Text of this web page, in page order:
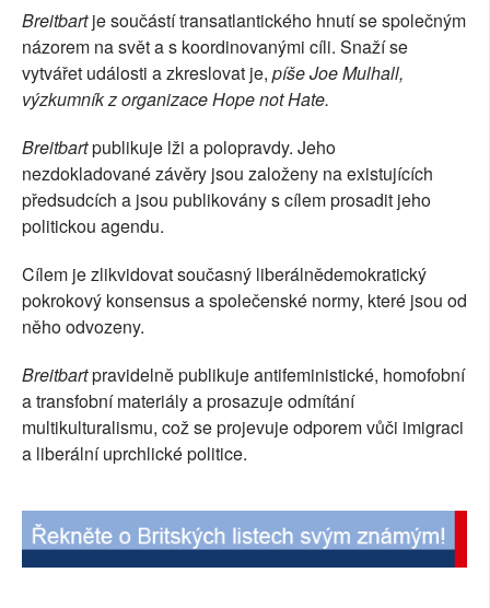
PLNÁ VERZE STRÁNEK
Breitbartje součástí transatlantického hnutí se společným
názorem na svět a s koordinovanými cíli. Snaží se
vytvářet události a zkreslovat je, píše Joe Mulhall,
výzkumník z organizace Hope not Hate.
Breitbartpublikuje lži a polopravdy. Jeho
nezdokladované závěry jsou založeny na existujících
předsudcích a jsou publikovány s cílem prosadit jeho
politickou agendu.
Cílem je zlikvidovat současný liberálnědemokratický
pokrokový konsensus a společenské normy, které jsou od
něho odvozeny.
Breitbartpravidelně publikuje antifeministické, homofobní
a transfobní materiály a prosazuje odmítání
multikulturalismu, což se projevuje odporem vůči imigraci
a liberální uprchlické politice.